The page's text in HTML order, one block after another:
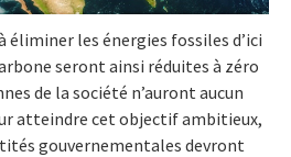
éliminer les énergies fossiles d’ici
seront ainsi réduites à zéro
de la société n’auront aucun
atteindre cet objectif ambitieux,
gouvernementales devront